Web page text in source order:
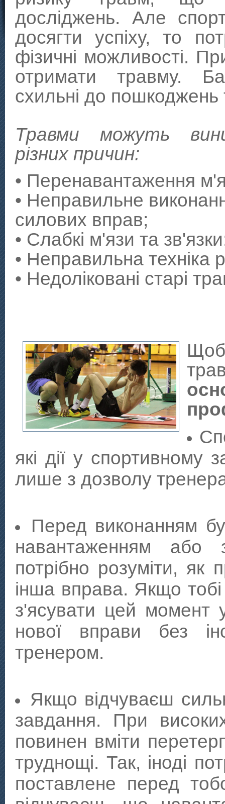
досліджень. Але
досягти успіху, то
фізичні можливості.
отримати травму.
схильні до пошкоджень
Травми можуть
різних причин:
• Перенавантаження
• Неправильне
силових вправ;
• Слабкі м'язи та
• Неправильна техніка
• Недоліковані старі
які дії у спортивному
лише з дозволу
Перед виконанням
навантаженням
потрібно розуміти, як
інша вправа. Якщо
з'ясувати цей момент
нової вправи без
тренером.
Якщо відчуваєш
завдання. При
повинен вміти
труднощі. Так, іноді
поставлене перед